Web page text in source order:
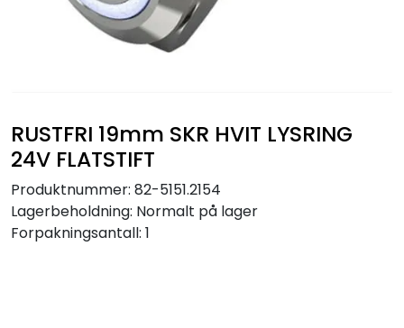
RUSTFRI 19mm SKR HVIT LYSRING
24V FLATSTIFT
Produktnummer: 82-5151.2154
Lagerbeholdning: Normalt på lager
Forpakningsantall: 1
Sikringer